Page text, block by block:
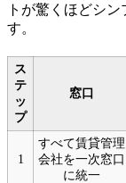
トが驚くほどシ
す。
ス
テ
ッ
プ
窓口
1
すべて賃貸管理
会社を一次窓口
に統一